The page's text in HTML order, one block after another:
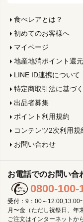
食べレアとは？
初めてのお客様へ
マイページ
地産地消ポイント還元
LINE ID連携について
特定商取引法に基づ
出品者募集
ポイント利用規約
コンテンツ2次利用規
お問い合わせ
お電話でのお問い合
0800-100-
受付：9：00～
月〜金（ただし祝祭日、年
ご注文はインターネットか